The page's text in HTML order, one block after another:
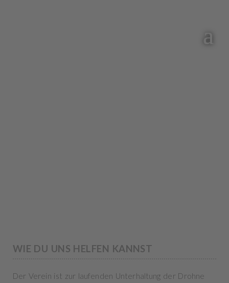
WIE DU UNS HELFEN KANNST
Der Verein ist zur laufenden Unterhaltung der Drohne